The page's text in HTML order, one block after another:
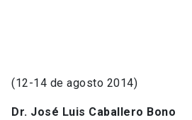
(12-14 de agosto 2014)
Dr. José Luis Caballero Bono